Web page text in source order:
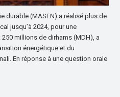
durable (MASEN) a réalisé plus de
jusqu’à 2024, pour une
millions de dirhams (MDH), a
énergétique et du
En réponse à une question orale